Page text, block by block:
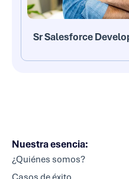
Sr Salesforce
Nuestra esencia:
¿Quiénes somos?